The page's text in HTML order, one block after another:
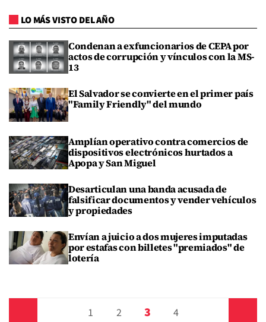
LO MÁS VISTO DEL AÑO
Condenan a exfuncionarios de CEPA por
actos de corrupción y vínculos con la MS-
13
El Salvador se convierte en el primer país
"Family Friendly" del mundo
Amplían operativo contra comercios de
dispositivos electrónicos hurtados a
Apopa y San Miguel
Desarticulan una banda acusada de
falsificar documentos y vender vehículos
y propiedades
Envían a juicio a dos mujeres imputadas
por estafas con billetes "premiados" de
lotería
1 2 3 4